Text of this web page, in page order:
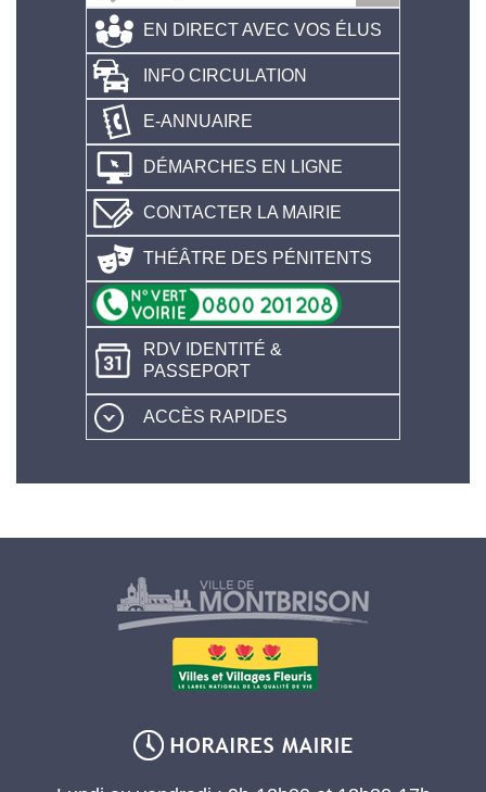
EN DIRECT AVEC VOS ÉLUS
INFO CIRCULATION
E-ANNUAIRE
DÉMARCHES EN LIGNE
CONTACTER LA MAIRIE
THÉÂTRE DES PÉNITENTS
RDV IDENTITÉ &
PASSEPORT
ACCÈS RAPIDES